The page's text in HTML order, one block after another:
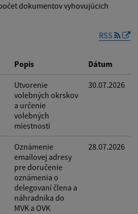
Reset
dokumentov vyhovujúcich
RSS
Popis Dátum
Utvorenie
volebných okrskov
a určenie
volebných
miestností
30.07.2026
Oznámenie
emailovej adresy
pre doručenie
oznámenia o
delegovaní člena a
náhradníka do
MVK a OVK
28.07.2026